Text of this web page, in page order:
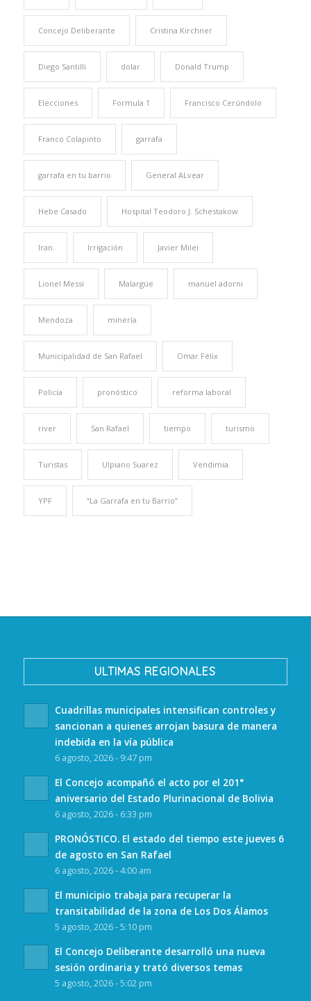
Concejo Deliberante Cristina Kirchner
Diego Santilli dolar Donald Trump
Elecciones Formula 1 Francisco Cerúndolo
Franco Colapinto garrafa
garrafa en tu barrio General ALvear
Hebe Casado Hospital Teodoro J. Schestakow
Iran Irrigación Javier Milei
Lionel Messi Malargüe manuel adorni
Mendoza minería
Municipalidad de San Rafael Omar Félix
Policía pronóstico reforma laboral
river San Rafael tiempo turismo
Turistas Ulpiano Suarez Vendimia
YPF “La Garrafa en tu Barrio”
ULTIMAS REGIONALES
Cuadrillas municipales intensifican controles y
sancionan a quienes arrojan basura de manera
indebida en la vía pública
6 agosto, 2026 - 9:47 pm
El Concejo acompañó el acto por el 201°
aniversario del Estado Plurinacional de Bolivia
6 agosto, 2026 - 6:33 pm
PRONÓSTICO. El estado del tiempo este jueves 6
de agosto en San Rafael
6 agosto, 2026 - 4:00 am
El municipio trabaja para recuperar la
transitabilidad de la zona de Los Dos Álamos
5 agosto, 2026 - 5:10 pm
El Concejo Deliberante desarrolló una nueva
sesión ordinaria y trató diversos temas
5 agosto, 2026 - 5:02 pm